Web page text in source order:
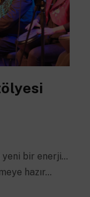
bir enerji…
hazır…